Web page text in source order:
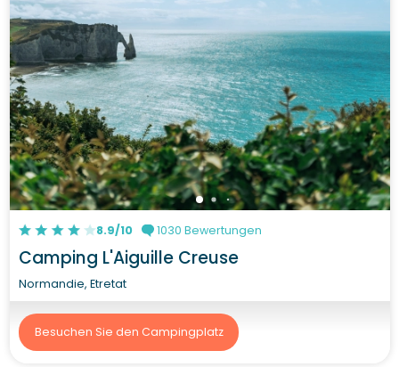
8.9/10 1030 Bewertungen
Camping L'Aiguille Creuse
Normandie, Etretat
Besuchen Sie den Campingplatz